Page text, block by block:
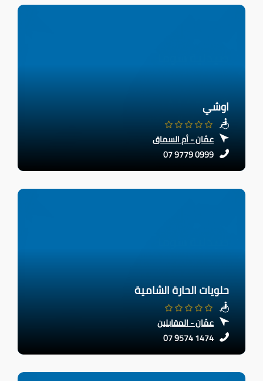
اوشي
عمّان - أم السماق
07 9779 0999
حلويات الحارة الشامية
عمّان - المقابلين
07 9574 1474